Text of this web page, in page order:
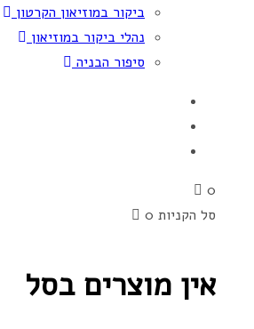
ביקור במוזיאון הקרטון
נהלי ביקור במוזיאון
סיפור הבניה
0
סל הקניות 0
אין מוצרים בסל